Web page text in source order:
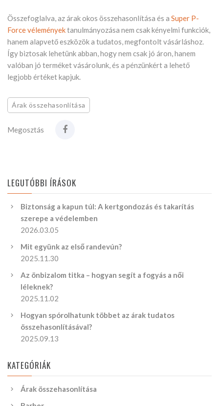
Összefoglalva, az árak okos összehasonlítása és a Super P-
Force véleményektanulmányozása nem csak kényelmi funkciók,
hanem alapvető eszközök a tudatos, megfontolt vásárláshoz.
Így biztosak lehetünk abban, hogy nem csak jó áron, hanem
valóban jó terméket vásárolunk, és a pénzünkért a lehető
legjobb értéket kapjuk.
Árak összehasonlítása
Megosztás
LEGUTÓBBI ÍRÁSOK
Biztonság a kapun túl: A kertgondozás és takarítás
szerepe a védelemben
2026.03.05
Mit együnk az első randevún?
2025.11.30
Az önbizalom titka – hogyan segít a fogyás a női
léleknek?
2025.11.02
Hogyan spórolhatunk többet az árak tudatos
összehasonlításával?
2025.09.13
KATEGÓRIÁK
Árak összehasonlítása